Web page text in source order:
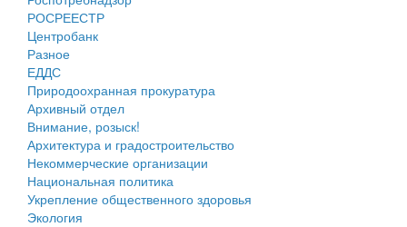
Городское поселение
Сельские поселения
РОСРЕЕСТР
Центробанк
Разное
ЕДДС
Природоохранная прокуратура
Архивный отдел
Внимание, розыск!
Архитектура и градостроительство
Некоммерческие организации
Национальная политика
Укрепление общественного здоровья
Экология